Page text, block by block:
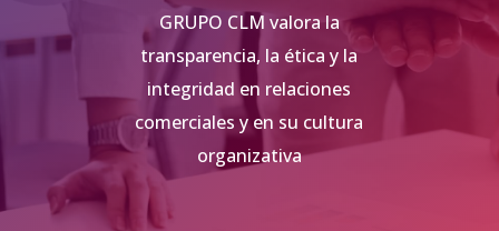
GRUPO CLM valora la
transparencia, la ética y la
integridad en relaciones
comerciales y en su cultura
organizativa